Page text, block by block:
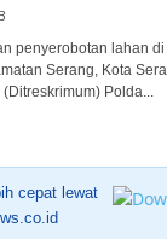
penyerobotan lahan
Serang, Kota
Polda...
cepat lewat